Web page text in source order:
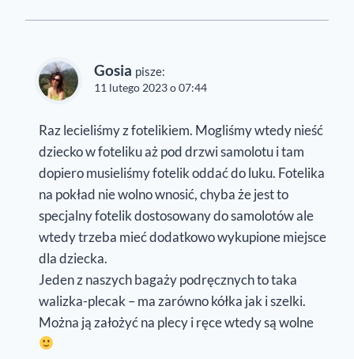
Gosia pisze:
11 lutego 2023 o 07:44
Raz lecieliśmy z fotelikiem. Mogliśmy wtedy nieść
dziecko w foteliku aż pod drzwi samolotu i tam
dopiero musieliśmy fotelik oddać do luku. Fotelika
na pokład nie wolno wnosić, chyba że jest to
specjalny fotelik dostosowany do samolotów ale
wtedy trzeba mieć dodatkowo wykupione miejsce
dla dziecka.
Jeden z naszych bagaży podręcznych to taka
walizka-plecak – ma zarówno kółka jak i szelki.
Można ją założyć na plecy i ręce wtedy są wolne